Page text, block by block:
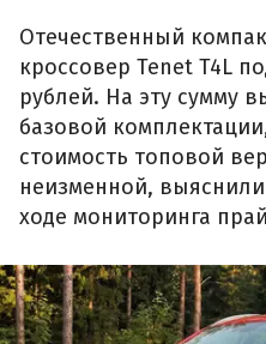
Отечественный
кроссовер Tenet T4L
рублей. На эту сумму
базовой
стоимость топовой
неизменной,
ходе мониторинга